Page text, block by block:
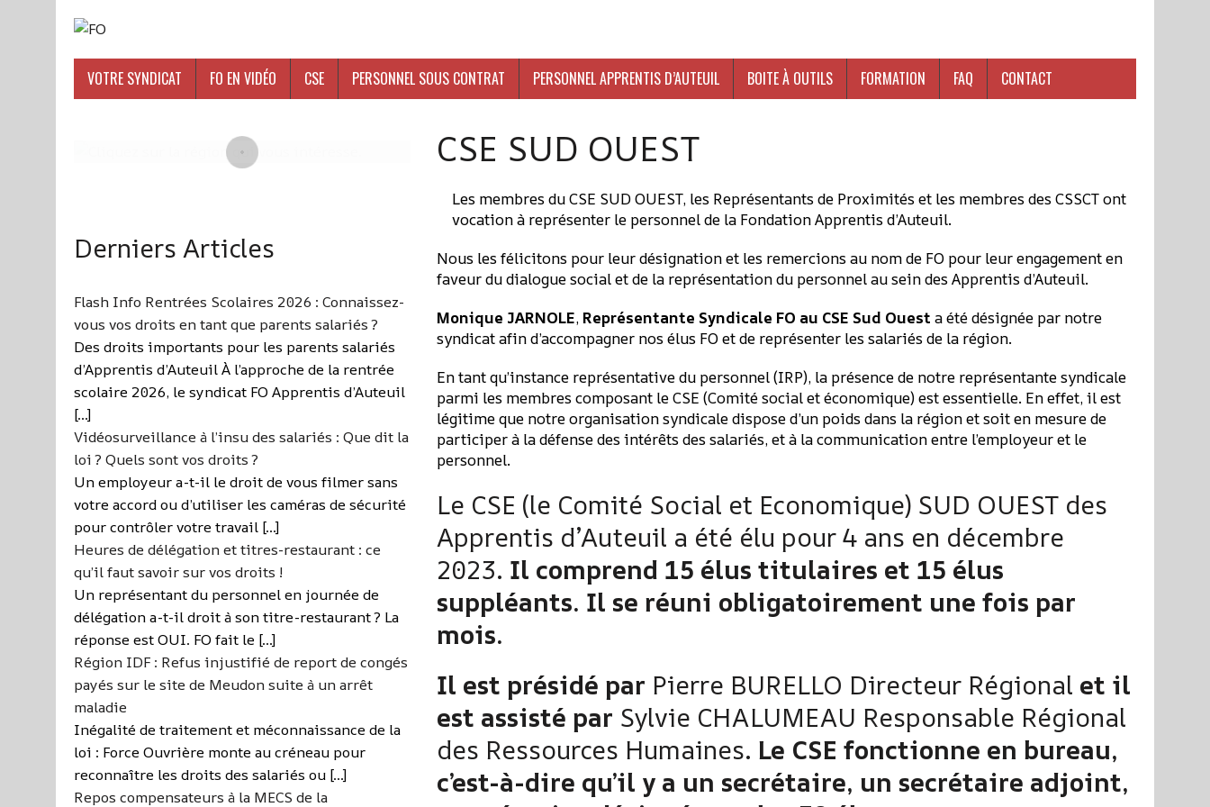
VOTRE SYNDICAT FO EN VIDÉO CSE PERSONNEL SOUS CONTRAT PERSONNEL APPRENTIS D’AUTEUIL BOITE À OUTILS FORMATION FAQ CONTACT
CSE SUD OUEST
Les membres du CSE SUD OUEST, les Représentants de Proximités et les membres des CSSCT ont
vocation à représenter le personnel de la Fondation Apprentis d’Auteuil.
Nous les félicitons pour leur désignation et les remercions au nom de FO pour leur engagement en
faveur du dialogue social et de la représentation du personnel au sein des Apprentis d’Auteuil.
Monique JARNOLE,Représentante Syndicale FO au CSE Sud Ouest a été désignée par notre
syndicat afin d’accompagner nos élus FO et de représenter les salariés de la région.
En tant qu’instance représentative du personnel (IRP), la présence de notre représentante syndicale
parmi les membres composant le CSE (Comité social et économique) est essentielle. En effet, il est
légitime que notre organisation syndicale dispose d’un poids dans la région et soit en mesure de
participer à la défense des intérêts des salariés, et à la communication entre l’employeur et le
personnel.
Le CSE (le Comité Social et Economique) SUD OUEST des
Apprentis d’Auteuil a été élu pour 4 ans en décembre
2023. Il comprend 15 élus titulaires et 15 élus
suppléants. Il se réuni obligatoirement une fois par
mois.
Il est présidé par Pierre BURELLO Directeur Régional et il
est assisté par Sylvie CHALUMEAU Responsable Régional
des Ressources Humaines. Le CSE fonctionne en bureau,
c’est-à-dire qu’il y a un secrétaire, un secrétaire adjoint,
Derniers Articles
Flash Info Rentrées Scolaires 2026 : Connaissez-
vous vos droits en tant que parents salariés ?
Des droits importants pour les parents salariés
d’Apprentis d’Auteuil À l’approche de la rentrée
scolaire 2026, le syndicat FO Apprentis d’Auteuil
[…]
Vidéosurveillance à l’insu des salariés : Que dit la
loi ? Quels sont vos droits ?
Un employeur a-t-il le droit de vous filmer sans
votre accord ou d’utiliser les caméras de sécurité
pour contrôler votre travail […]
Heures de délégation et titres-restaurant : ce
qu’il faut savoir sur vos droits !
Un représentant du personnel en journée de
délégation a-t-il droit à son titre-restaurant ? La
réponse est OUI. FO fait le […]
Région IDF : Refus injustifié de report de congés
payés sur le site de Meudon suite à un arrêt
maladie
Inégalité de traitement et méconnaissance de la
loi : Force Ouvrière monte au créneau pour
reconnaître les droits des salariés ou […]
Repos compensateurs à la MECS de la